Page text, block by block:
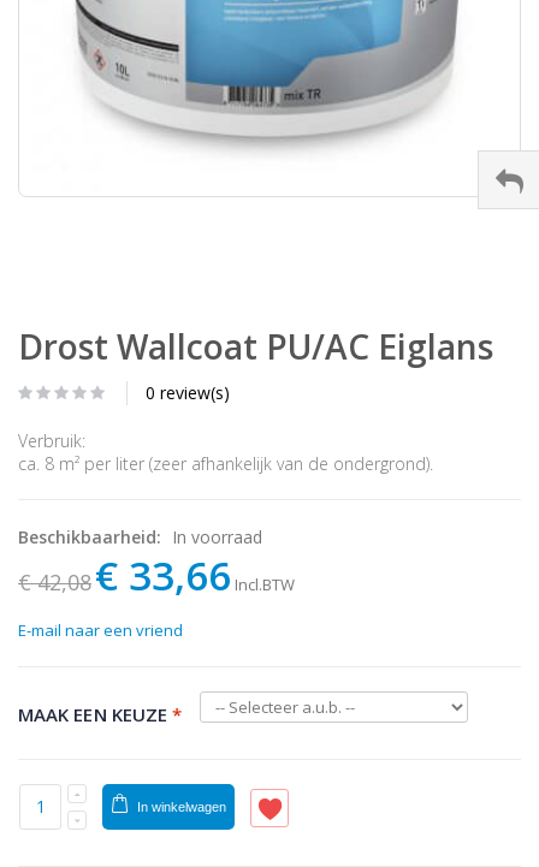
Drost Wallcoat PU/AC Eiglans
0 review(s)
Verbruik:
ca. 8 m² per liter (zeer afhankelijk van de ondergrond).
Beschikbaarheid: In voorraad
€ 42,08€ 33,66 Incl.BTW
E-mail naar een vriend
MAAK EEN KEUZE *
In winkelwagen